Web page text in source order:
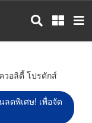
วอลิตี้ โปรดักส์
ดพิเศษ! เพื่อจัด